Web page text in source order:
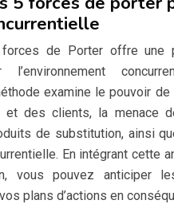
forces de Porter offre une
examine le pouvoir de
et des clients, la menace
de substitution, ainsi
En intégrant cette
vous pouvez anticiper
plans d’actions en